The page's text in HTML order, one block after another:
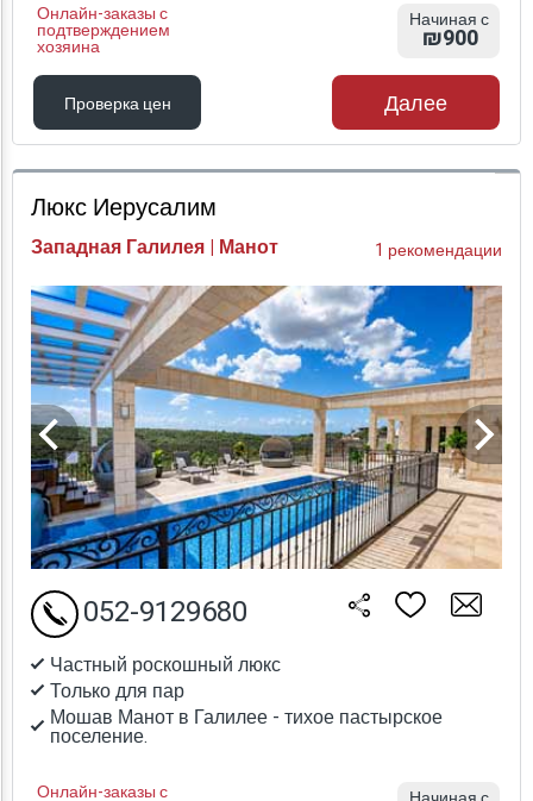
Онлайн-заказы с
подтверждением
хозяина
Начиная с
₪900
Проверка цен
Проверка цен
Далее
Люкс Иерусалим
Западная Галилея | Манот 1 рекомендации
Частный роскошный люкс
Только для пар
Мошав Манот в Галилее - тихое пастырское
поселение.
Онлайн-заказы с
052-9129680